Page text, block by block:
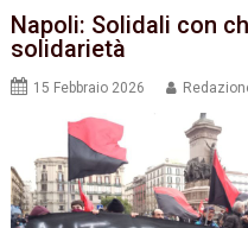
Napoli: Solidali con
solidarietà
15 Febbraio 2026